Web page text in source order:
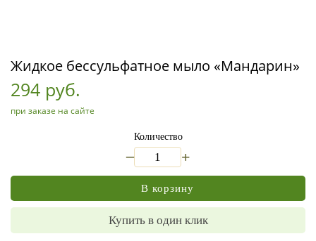
Жидкое бессульфатное мыло «Мандарин»
294 руб.
при заказе на сайте
Количество
+
В корзину
Купить в один клик